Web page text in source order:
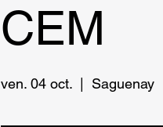
CEM
ven. 04 oct.
  |
Saguenay